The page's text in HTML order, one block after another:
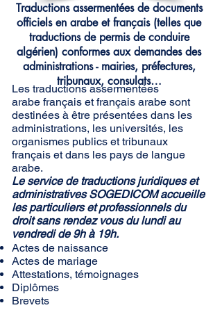
Les traductions assermentées
arabe français et français arabe sont
destinées à être présentées dans les
administrations, les universités, les
organismes publics et tribunaux
français et dans les pays de langue
arabe.
Le service de traductions juridiques et
administratives SOGEDICOM accueille
les particuliers et professionnels du
droit sans rendez vous du lundi au
vendredi de 9h à 19h.
Traductions assermentées de documents
officiels en arabe et français (telles que
traductions de permis de conduire
algérien) conformes aux demandes des
administrations - mairies, préfectures,
tribunaux, consulats…
Actes de naissance
Actes de mariage
Attestations, témoignages
Diplômes
Brevets